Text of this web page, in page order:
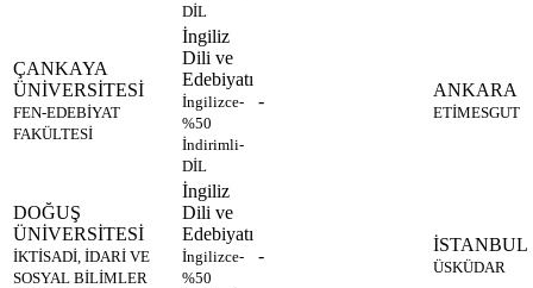
DİL
ÇANKAYA
ÜNİVERSİTESİ
FEN-EDEBİYAT
FAKÜLTESİ
İngiliz
Dili ve
Edebiyatı
İngilizce-
%50
İndirimli-
DİL
-
ANKARA
ETİMESGUT
DOĞUŞ
ÜNİVERSİTESİ
İKTİSADİ, İDARİ VE
SOSYAL BİLİMLER
İngiliz
Dili ve
Edebiyatı
İngilizce-
%50
-
İSTANBUL
ÜSKÜDAR